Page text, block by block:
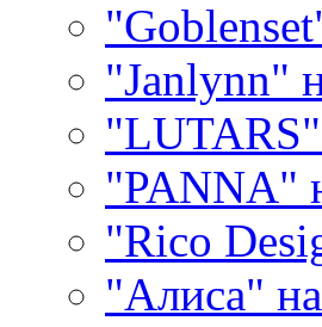
"Janlynn"
"PANNA"
"Rico
"Алиса"